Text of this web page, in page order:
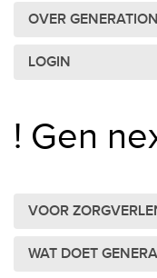
OVER
LOGIN
! Gen
VOOR
WAT DOET